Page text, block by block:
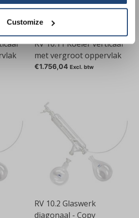
Customize
RV 10.11 Koeler verticaal
met vergroot oppervlak
gecoat
€1.756,04 Excl. btw
RV 10.2 Glaswerk
diagonaal - Copy
€50.00